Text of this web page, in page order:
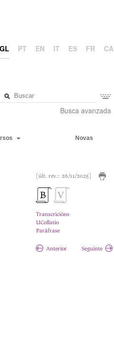
GL PT EN IT ES FR CA
Busca avanzada
Novas
[últ. rev.: 26/11/2025]
Transcricións
UCollatio
Paráfrase
Anterior Seguinte